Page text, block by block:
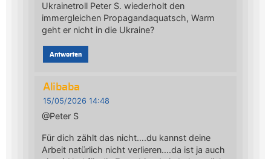
Ukrainetroll Peter S. wiederholt den
immergleichen Propagandaquatsch, Warm
geht er nicht in die Ukraine?
Antworten
Alibaba
15/05/2026 14:48
@Peter S
Für dich zählt das nicht….du kannst deine
Arbeit natürlich nicht verlieren….da ist ja auch